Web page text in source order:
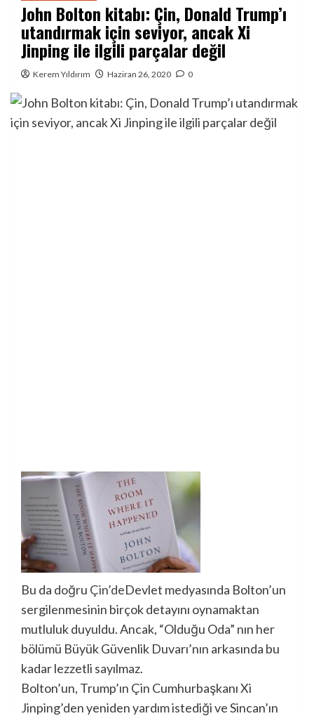
John Bolton kitabı: Çin, Donald Trump’ı
utandırmak için seviyor, ancak Xi
Jinping ile ilgili parçalar değil
Kerem Yıldırım Haziran 26, 2020 0
Bu da doğru Çin’deDevlet medyasında Bolton’un
sergilenmesinin birçok detayını oynamaktan
mutluluk duyuldu. Ancak, “Olduğu Oda” nın her
bölümü Büyük Güvenlik Duvarı’nın arkasında bu
kadar lezzetli sayılmaz.
Bolton’un, Trump’ın Çin Cumhurbaşkanı Xi
Jinping’den yeniden yardım istediği ve Sincan’ın